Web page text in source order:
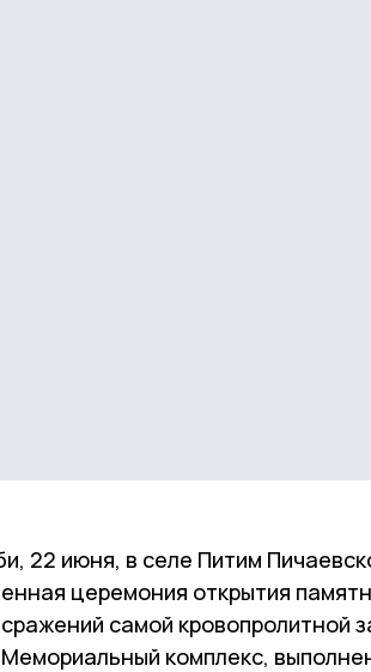
22 июня, в селе Питим
церемония открытия
самой кровопролитной
комплекс,